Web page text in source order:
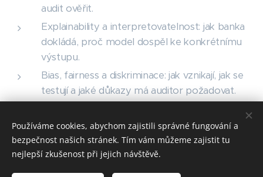
audit ověřit.
Explainability a interpretovatelnost: jak banka
dokládá, proč model dospěl ke konkrétnímu
výstupu.
Bias, fairness a diskriminace: jak vznikají, jak se
testují a jaké důkazy má auditor požadovat.
dohledu.
Používáme cookies, abychom zajistili správné fungování a
bezpečnost našich stránek. Tím vám můžeme zajistit tu
nejlepší zkušenost při jejich návštěvě.